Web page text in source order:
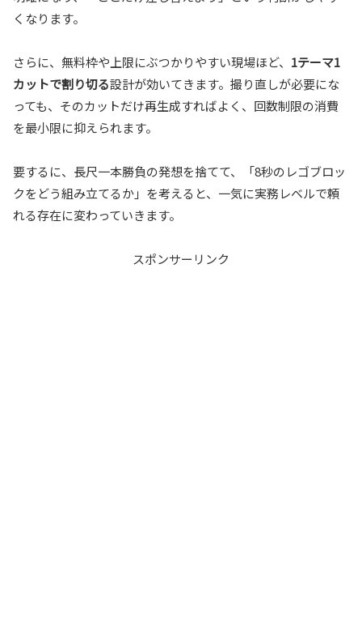
くなります。
さらに、無料枠や上限にぶつかりやすい現場ほど、 1テーマ1
カットで割り切る設計が効いてきます。撮り直しが必要にな
っても、そのカットだけ再生成すればよく、回数制限の消費
を最小限に抑えられます。
要するに、長尺一本勝負の発想を捨てて、「8秒のレゴブロッ
クをどう組み立てるか」を考えると、一気に実務レベルで頼
れる存在に変わっていきます。
スポンサーリンク